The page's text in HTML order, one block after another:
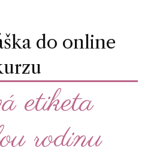
do online
etiketa
rodinu